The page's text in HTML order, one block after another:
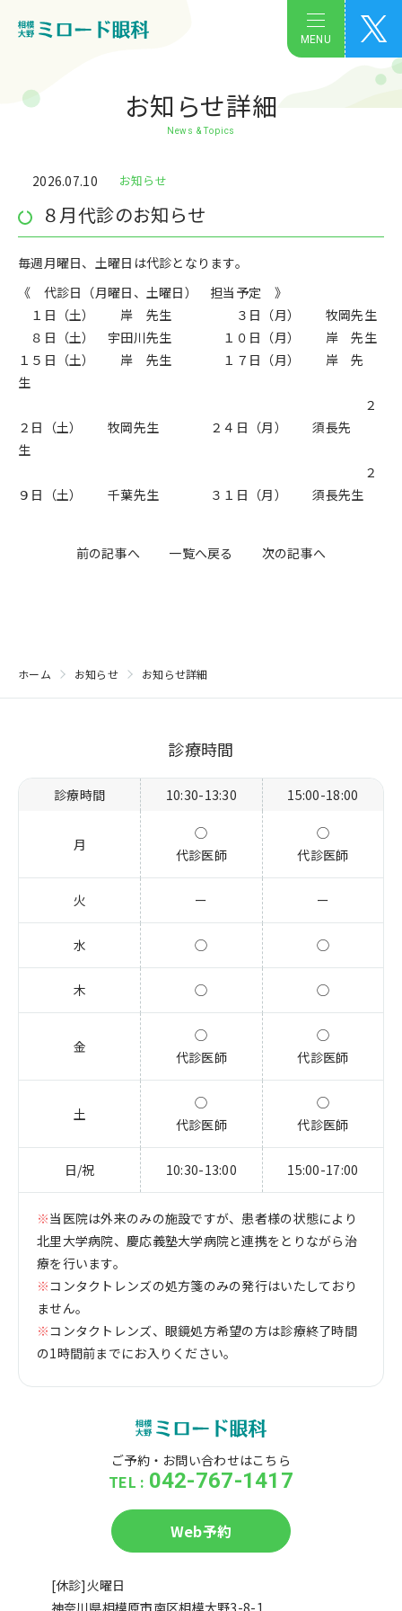
MENU
お知らせ詳細
News & Topics
2026.07.10 お知らせ
８月代診のお知らせ
毎週月曜日、土曜日は代診となります。
《 代診日（月曜日、土曜日） 担当予定 》
１日（土） 岸 先生 ３日（月） 牧岡先生
８日（土） 宇田川先生 １０日（月） 岸 先生
１５日（土） 岸 先生 １７日（月） 岸 先
生
２
２日（土） 牧岡先生 ２４日（月） 須長先
生
２
９日（土） 千葉先生 ３１日（月） 須長先生
前の記事へ 一覧へ戻る 次の記事へ
ホーム お知らせ お知らせ詳細
診療時間
診療時間 10:30-13:30 15:00-18:00
月
◯
代診医師
◯
代診医師
火 ー ー
水 ◯ ◯
木 ◯ ◯
金
◯
代診医師
◯
代診医師
土
◯
代診医師
◯
代診医師
日/祝 10:30-13:00 15:00-17:00
※当医院は外来のみの施設ですが、患者様の状態により
北里大学病院、慶応義塾大学病院と連携をとりながら治
療を行います。
※コンタクトレンズの処方箋のみの発行はいたしており
ません。
※コンタクトレンズ、眼鏡処方希望の方は診療終了時間
の1時間前までにお入りください。
ご予約・お問い合わせはこちら
TEL : 042-767-1417
Web予約
[休診]火曜日